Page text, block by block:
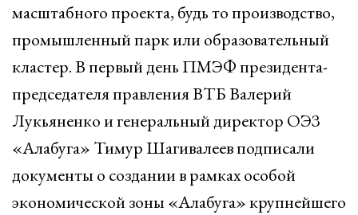
масштабного проекта, будь то производство,
промышленный парк или образовательный
кластер. В первый день ПМЭФ президента-
председателя правления ВТБ Валерий
Лукьяненко и генеральный директор ОЭЗ
«Алабуга» Тимур Шагивалеев подписали
документы о создании в рамках особой
экономической зоны «Алабуга» крупнейшего